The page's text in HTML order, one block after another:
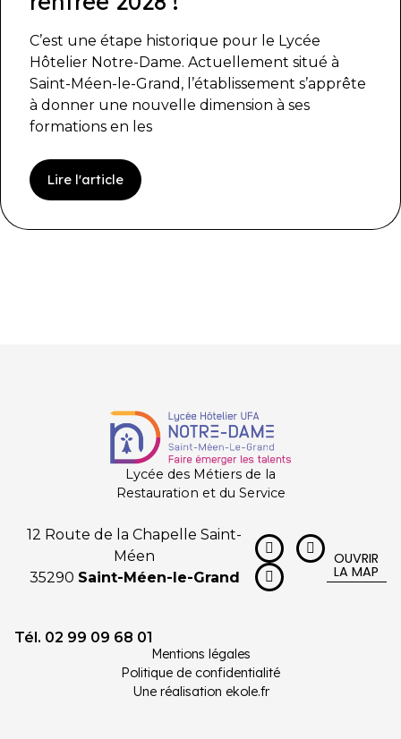
C’est une étape historique pour le Lycée
Hôtelier Notre-Dame. Actuellement situé à
Saint-Méen-le-Grand, l’établissement s’apprête
à donner une nouvelle dimension à ses
formations en les
Lire l'article
Lycée des Métiers de la
Restauration et du Service
12 Route de la Chapelle Saint-
Méen
35290 Saint-Méen-le-Grand
OUVRIR
LA MAP
Tél. 02 99 09 68 01
Mentions légales
Politique de confidentialité
Une réalisation ekole.fr